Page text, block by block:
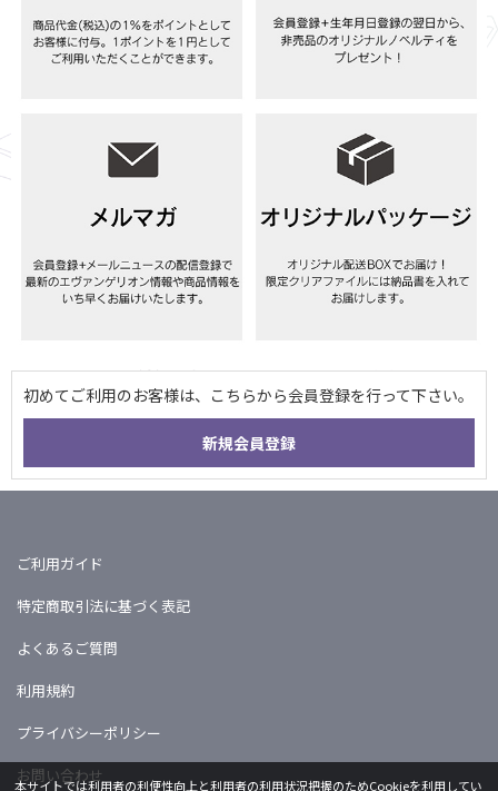
ご利用ガイド
特定商取引法に基づく表記
よくあるご質問
利用規約
プライバシーポリシー
お問い合わせ
本サイトでは利用者の利便性向上と利用者の利用状況把握のためCookieを利用してい